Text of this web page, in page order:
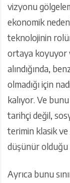
vizyonu
ekonomik
teknolojinin
ortaya koyuyor
alındığında,
olmadığı için
kalıyor. Ve
tarihçi değil,
terimin klasik
düşünür olduğu
Ayrıca bunu